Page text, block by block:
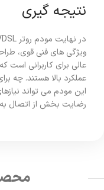
نتیجه گیری
ویژگی های فنی قوی،
عالی برای کاربرانی است
عملکرد بالا هستند. چه
این مودم می تواند
رضایت بخش از اتصال به